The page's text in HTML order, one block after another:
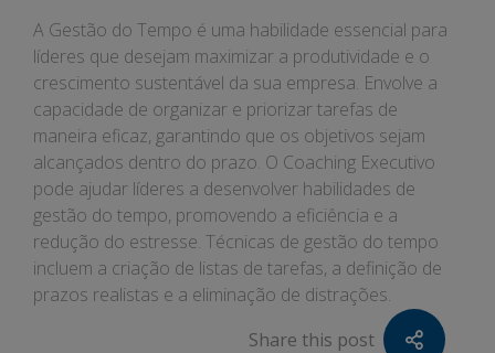
A Gestão do Tempo é uma habilidade essencial para
líderes que desejam maximizar a produtividade e o
crescimento sustentável da sua empresa. Envolve a
capacidade de organizar e priorizar tarefas de
maneira eficaz, garantindo que os objetivos sejam
alcançados dentro do prazo. O Coaching Executivo
pode ajudar líderes a desenvolver habilidades de
gestão do tempo, promovendo a eficiência e a
redução do estresse. Técnicas de gestão do tempo
incluem a criação de listas de tarefas, a definição de
prazos realistas e a eliminação de distrações.
Share this post